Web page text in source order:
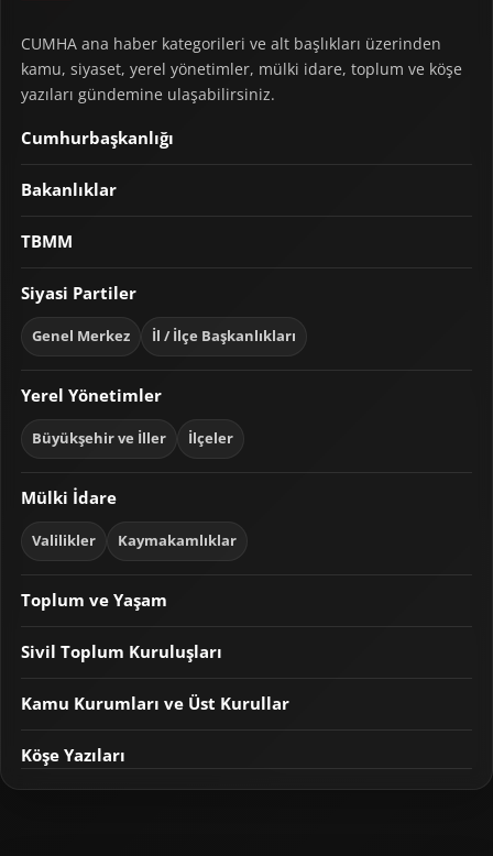
CUMHA ana haber kategorileri ve alt başlıkları üzerinden
kamu, siyaset, yerel yönetimler, mülki idare, toplum ve köşe
yazıları gündemine ulaşabilirsiniz.
Cumhurbaşkanlığı
Bakanlıklar
TBMM
Siyasi Partiler
Genel Merkez İl / İlçe Başkanlıkları
Yerel Yönetimler
Büyükşehir ve İller İlçeler
Mülki İdare
Valilikler Kaymakamlıklar
Toplum ve Yaşam
Sivil Toplum Kuruluşları
Kamu Kurumları ve Üst Kurullar
Köşe Yazıları